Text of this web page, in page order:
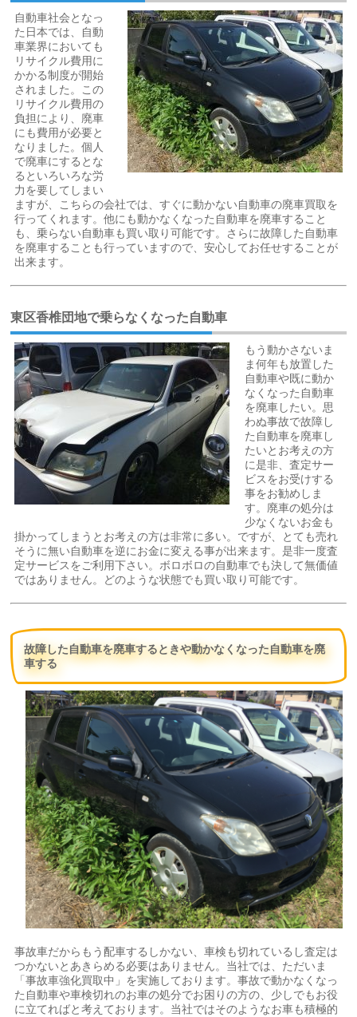
自動車社会となっ
た日本では、自動
車業界においても
リサイクル費用に
かかる制度が開始
されました。この
リサイクル費用の
負担により、廃車
にも費用が必要と
なりました。個人
で廃車にするとな
るといろいろな労
力を要してしまい
ますが、こちらの会社では、すぐに動かない自動車の廃車買取を
行ってくれます。他にも動かなくなった自動車を廃車すること
も、乗らない自動車も買い取り可能です。さらに故障した自動車
を廃車することも行っていますので、安心してお任せすることが
出来ます。
東区香椎団地で乗らなくなった自動車
もう動かさないま
ま何年も放置した
自動車や既に動か
なくなった自動車
を廃車したい。思
わぬ事故で故障し
た自動車を廃車し
たいとお考えの方
に是非、査定サー
ビスをお受けする
事をお勧めしま
す。廃車の処分は
少なくないお金も
掛かってしまうとお考えの方は非常に多い。ですが、とても売れ
そうに無い自動車を逆にお金に変える事が出来ます。是非一度査
定サービスをご利用下さい。ボロボロの自動車でも決して無価値
ではありません。どのような状態でも買い取り可能です。
故障した自動車を廃車するときや動かなくなった自動車を廃
車する
事故車だからもう配車するしかない、車検も切れているし査定は
つかないとあきらめる必要はありません。当社では、ただいま
「事故車強化買取中」を実施しております。事故で動かなくなっ
た自動車や車検切れのお車の処分でお困りの方の、少しでもお役
に立てればと考えております。当社ではそのようなお車も積極的